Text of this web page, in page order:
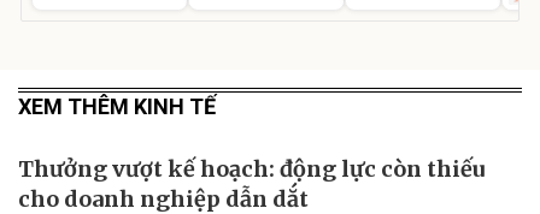
XEM THÊM KINH TẾ
Thưởng vượt kế hoạch: động lực còn thiếu
cho doanh nghiệp dẫn dắt